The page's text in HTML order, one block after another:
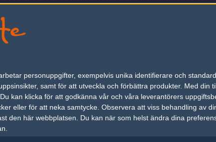
personuppgifter, exempelvis unika identifierare och
samt för att utveckla och förbättra produkter. Med din
kan klicka för att godkänna vår och våra leverantörers
eller för att neka samtycke. Observera att viss behandling av
den här webbplatsen. Du kan när som helst ändra dina
varje enskild skribent och överensstämmer inte nödvändigtvis
Bohlin. För frågor rörande sajten kan du skicka iväg ett email till
användarspecifik information så som t.ex. användarnamn.
För att slippa cookies kan du stänga av cookies i din
här på grund av lagen om elektronisk kommunikation som trädde i
Fragbite,